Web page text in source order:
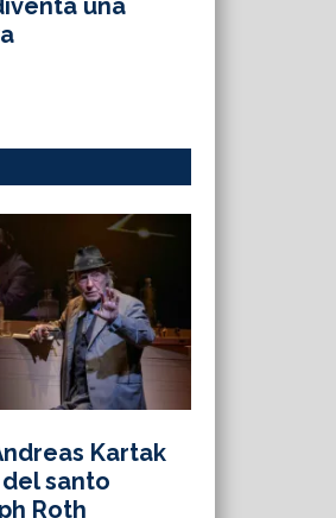
una
Kartak
santo
Roth